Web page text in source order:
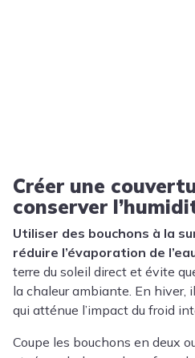
Créer une
conserver
Utiliser des bouchons à la
réduire l’évaporation de
terre du soleil direct et évite
la chaleur ambiante. En hiver,
qui atténue l’impact du froid
Coupe les bouchons en deux